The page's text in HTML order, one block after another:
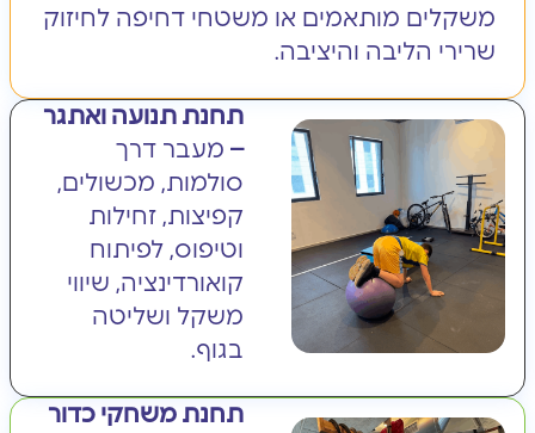
משקלים מותאמים או משטחי דחיפה לחיזוק
שרירי הליבה והיציבה.
תחנת תנועה ואתגר
–מעבר דרך
סולמות, מכשולים,
קפיצות, זחילות
וטיפוס, לפיתוח
קואורדינציה, שיווי
משקל ושליטה
בגוף.
תחנת משחקי כדור